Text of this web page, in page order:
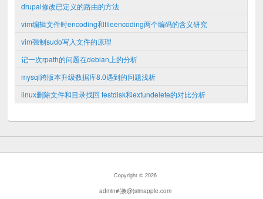
drupal修改已定义的路由的方法
vim编辑文件时encoding和fileencoding两个编码的含义研究
vim强制sudo写入文件的原理
记一次rpath的问题在debian上的分析
mysql跨版本升级数据库8.0遇到的问题浅析
linux删除文件和目录找回 testdisk和extundelete的对比分析
Copyright © 2026
admin#(换@)simapple.com